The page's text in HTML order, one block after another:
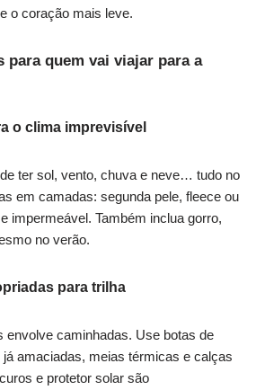
o coração mais leve.
para quem vai viajar para a
o clima imprevisível
ter sol, vento, chuva e neve… tudo no
em camadas: segunda pele, fleece ou
impermeável. Também inclua gorro,
no verão.
para trilha
envolve caminhadas. Use botas de
amaciadas, meias térmicas e calças
e protetor solar são